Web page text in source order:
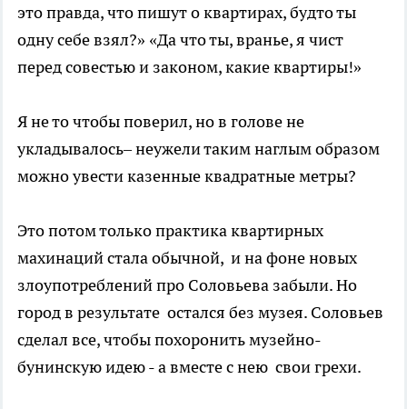
это правда, что пишут о квартирах, будто ты
одну себе взял?» «Да что ты, вранье, я чист
перед совестью и законом, какие квартиры!»
Я не то чтобы поверил, но в голове не
укладывалось– неужели таким наглым образом
можно увести казенные квадратные метры?
Это потом только практика квартирных
махинаций стала обычной, и на фоне новых
злоупотреблений про Соловьева забыли. Но
город в результате остался без музея. Соловьев
сделал все, чтобы похоронить музейно-
бунинскую идею - а вместе с нею свои грехи.